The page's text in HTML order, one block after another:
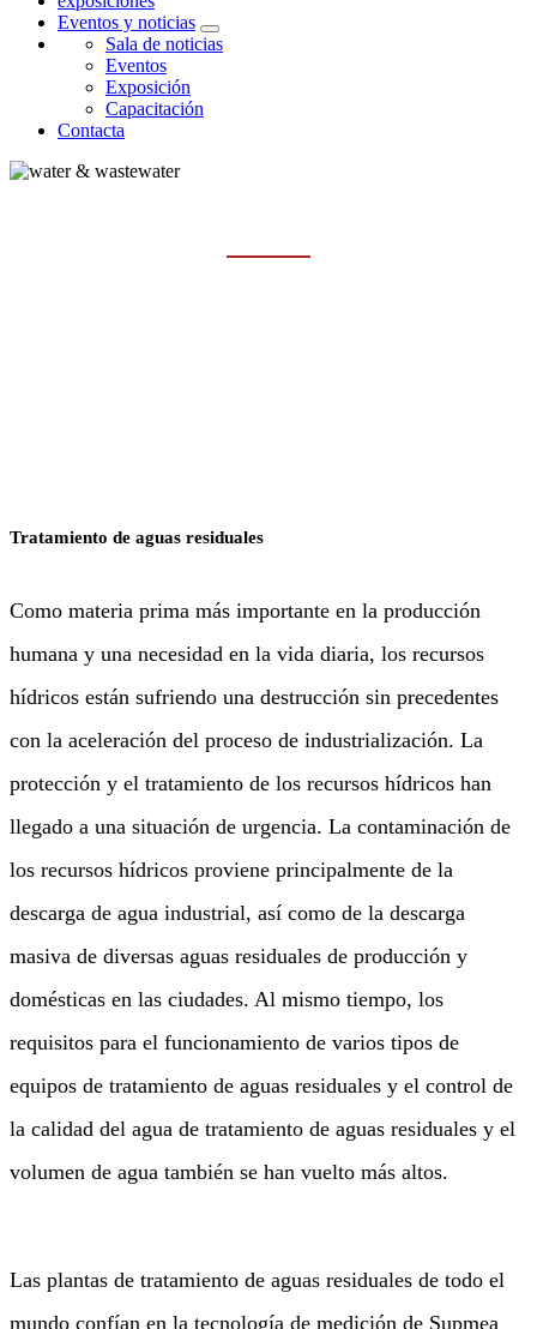
Eventos y noticias
Sala de noticias
Eventos
Exposición
Capacitación
Contacta
Tratamiento de aguas residuales
Como materia prima más importante en la producción
humana y una necesidad en la vida diaria, los recursos
hídricos están sufriendo una destrucción sin precedentes
con la aceleración del proceso de industrialización. La
protección y el tratamiento de los recursos hídricos han
llegado a una situación de urgencia. La contaminación de
los recursos hídricos proviene principalmente de la
descarga de agua industrial, así como de la descarga
masiva de diversas aguas residuales de producción y
domésticas en las ciudades. Al mismo tiempo, los
requisitos para el funcionamiento de varios tipos de
equipos de tratamiento de aguas residuales y el control de
la calidad del agua de tratamiento de aguas residuales y el
volumen de agua también se han vuelto más altos.
Las plantas de tratamiento de aguas residuales de todo el
mundo confían en la tecnología de medición de Supmea